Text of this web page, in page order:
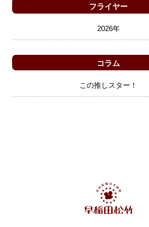
フライヤー
2026年
コラム
この推しスター！